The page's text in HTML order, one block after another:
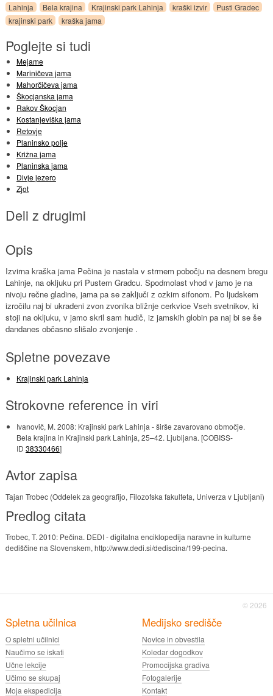
Lahinja Bela krajina Krajinski park Lahinja kraški izvir
Pusti Gradec
krajinski park
kraška jama
Poglejte si tudi
Mejame
Mariničeva jama
Mahorčičeva jama
Škocjanska jama
Rakov Škocjan
Kostanjeviška jama
Retovje
Planinsko polje
Križna jama
Planinska jama
Divje jezero
Zjot
Deli z drugimi
Opis
Izvirna kraška jama Pečina je nastala v strmem pobočju na desnem bregu
Lahinje, na okljuku pri Pustem Gradcu. Spodmolast vhod v jamo je na
nivoju rečne gladine, jama pa se zaključi z ozkim sifonom. Po ljudskem
izročilu naj bi ukradeni zvon zvonika bližnje cerkvice Vseh svetnikov, ki
stoji na okljuku, v jamo skril sam hudič, iz jamskih globin pa naj bi se še
dandanes občasno slišalo zvonjenje .
Spletne povezave
Krajinski park Lahinja
Strokovne reference in viri
Ivanovič, M. 2008: Krajinski park Lahinja - širše zavarovano območje.
Bela krajina in Krajinski park Lahinja, 25–42. Ljubljana. [COBISS-
ID 38330466]
Avtor zapisa
Tajan Trobec (Oddelek za geografijo, Filozofska fakulteta, Univerza v Ljubljani)
Predlog citata
Trobec, T. 2010: Pečina. DEDI - digitalna enciklopedija naravne in kulturne
dediščine na Slovenskem, http://www.dedi.si/dediscina/199-pecina.
© 2026
Spletna učilnica
O spletni učilnici
Naučimo se iskati
Učne lekcije
Učimo se skupaj
Moja ekspedicija
Medijsko središče
Novice in obvestila
Koledar dogodkov
Promocijska gradiva
Fotogalerije
Kontakt